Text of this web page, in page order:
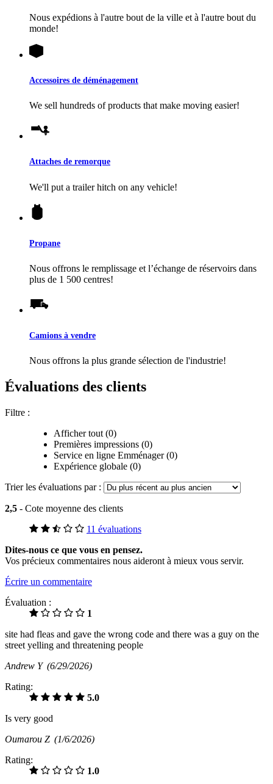
Nous expédions à l'autre bout de la ville et à l'autre bout du
monde!
Accessoires de déménagement
We sell hundreds of products that make moving easier!
Attaches de remorque
We'll put a trailer hitch on any vehicle!
Propane
Nous offrons le remplissage et l’échange de réservoirs dans
plus de 1 500 centres!
Camions à vendre
Nous offrons la plus grande sélection de l'industrie!
Évaluations des clients
Filtre :
Afficher tout (0)
Premières impressions (0)
Service en ligne Emménager (0)
Expérience globale (0)
Trier les évaluations par :
2,5 - Cote moyenne des clients
11 évaluations
Dites-nous ce que vous en pensez.
Vos précieux commentaires nous aideront à mieux vous servir.
Écrire un commentaire
Évaluation :
1
site had fleas and gave the wrong code and there was a guy on the
street yelling and threatening people
Andrew Y (6/29/2026)
Rating:
5.0
Is very good
Oumarou Z (1/6/2026)
Rating:
1.0